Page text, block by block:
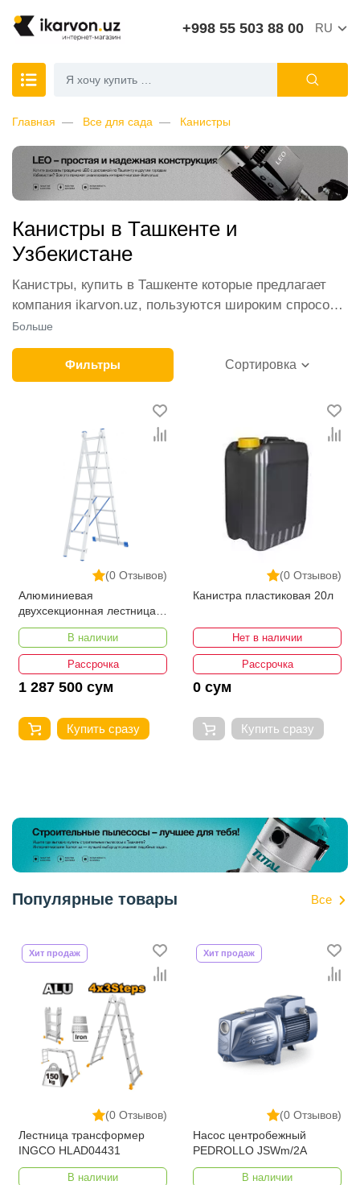
+998 55 503 88 00 RU
Главная Все для сада Канистры
Канистры в Ташкенте и
Узбекистане
Канистры, купить в Ташкенте которые предлагает
компания ikarvon.uz, пользуются широким спросом
среди наших клиентов. Мы обеспечиваем лучшие
условия продажи этой категории товара. Канистры в
интернет-магазине представлены ведущими
производителями и брендами, список которых
постоянно расширяется. Мы доставляем товар в
любом количестве по всей территории страны. Все
это дополняет лучшая по Узбекистану стоимость,
Канистры от ikarvon.uz — это самый широкий
диапазон цен. Причем здесь представлена
оптимальная цена для каждой позиции из категории
Канистры.
Больше
Фильтры Сортировка
(0 Отзывов)
Алюминиевая
двухсекционная лестница
СИБРТЕХ 97908
В наличии
Рассрочка
1 287 500 сум
Купить сразу
(0 Отзывов)
Канистра пластиковая 20л
Нет в наличии
Рассрочка
0 сум
Купить сразу
Популярные товары Все
(0 Отзывов)
Хит продаж
Лестница трансформер
INGCO HLAD04431
В наличии
(0 Отзывов)
Хит продаж
Насос центробежный
PEDROLLO JSWm/2A
В наличии